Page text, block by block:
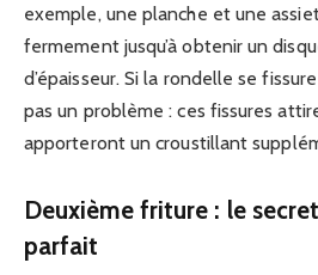
exemple, une planche et une
fermement jusqu’à obtenir un
d’épaisseur. Si la rondelle se
pas un problème : ces fissures
apporteront un croustillant
Deuxième friture : le
parfait